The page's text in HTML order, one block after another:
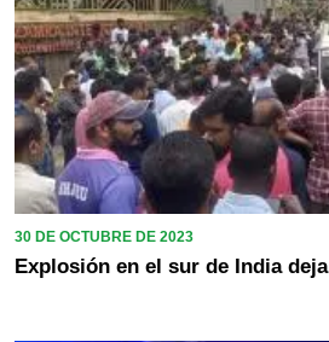
30 DE OCTUBRE DE 2023
Explosión en el sur de India